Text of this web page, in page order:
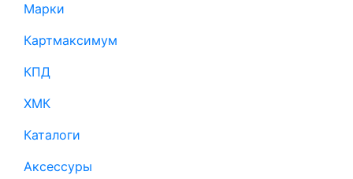
Марки
Картмаксимум
КПД
ХМК
Каталоги
Аксессуры